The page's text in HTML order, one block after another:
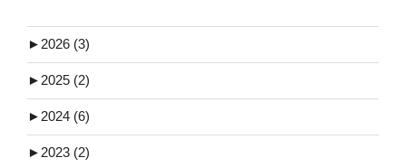
►2026 (3)
►2025 (2)
►2024 (6)
►2023 (2)